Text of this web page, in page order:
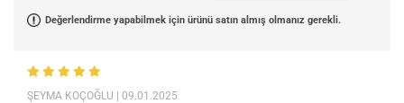
Değerlendirme yapabilmek için ürünü satın almış olmanız gerekli.
ŞEYMA KOÇOĞLU | 09.01.2025